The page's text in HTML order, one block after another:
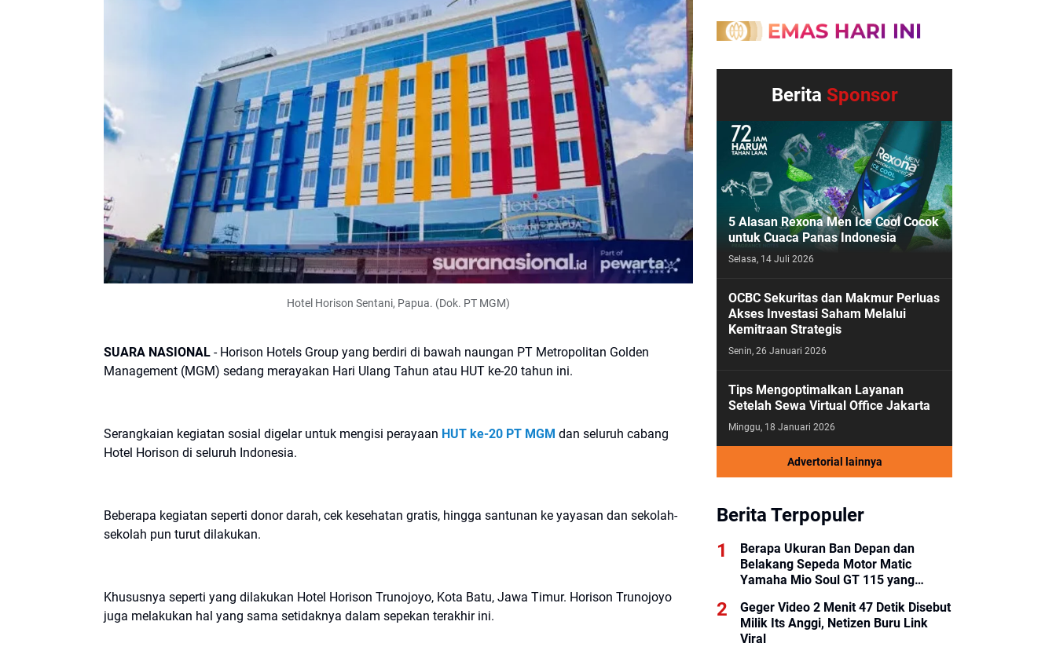
Hotel Horison Sentani, Papua. (Dok. PT MGM)
SUARA NASIONAL - Horison Hotels Group yang berdiri di bawah naungan PT Metropolitan Golden
Management (MGM) sedang merayakan Hari Ulang Tahun atau HUT ke-20 tahun ini.
Serangkaian kegiatan sosial digelar untuk mengisi perayaan HUT ke-20 PT MGM dan seluruh cabang
Hotel Horison di seluruh Indonesia.
Beberapa kegiatan seperti donor darah, cek kesehatan gratis, hingga santunan ke yayasan dan sekolah-
sekolah pun turut dilakukan.
Khususnya seperti yang dilakukan Hotel Horison Trunojoyo, Kota Batu, Jawa Timur. Horison Trunojoyo
juga melakukan hal yang sama setidaknya dalam sepekan terakhir ini.
Berita Sponsor
5 Alasan Rexona Men Ice Cool Cocok
untuk Cuaca Panas Indonesia
Selasa, 14 Juli 2026
OCBC Sekuritas dan Makmur Perluas
Akses Investasi Saham Melalui
Kemitraan Strategis
Senin, 26 Januari 2026
Tips Mengoptimalkan Layanan
Setelah Sewa Virtual Office Jakarta
Minggu, 18 Januari 2026
Advertorial lainnya
Berita Terpopuler
Berapa Ukuran Ban Depan dan
Belakang Sepeda Motor Matic
Yamaha Mio Soul GT 115 yang
Geger Video 2 Menit 47 Detik Disebut
Milik Its Anggi, Netizen Buru Link
Viral